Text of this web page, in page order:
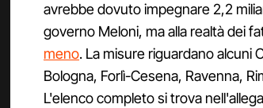
avrebbe dovuto impegnare 2,2
governo Meloni, ma alla realtà dei
meno. La misure riguardano alcuni
Bologna, Forlì-Cesena, Ravenna,
L'elenco completo si trova